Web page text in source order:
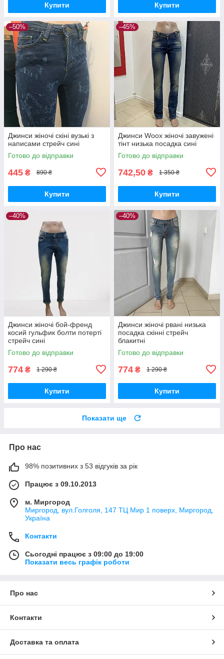
Купити Купити
–50%
Джинси жіночі скіні вузькі з
написами стрейч сині
Готово до відправки
445 ₴ 890 ₴
Купити
–45%
Джинси Woox жіночі завужені
тінт низька посадка сині
Готово до відправки
742,50 ₴ 1 350 ₴
Купити
–40%
Джинси жіночі бой-френд
косий гульфик болти потерті
стрейч сині
Готово до відправки
774 ₴ 1 290 ₴
Купити
–40%
Джинси жіночі рвані низька
посадка скінні стрейч
блакитні
Готово до відправки
774 ₴ 1 290 ₴
Купити
Показати ще
Про нас
98% позитивних з 53 відгуків за рік
Працює з 09.10.2013
м. Миргород
Миргород, вул.Голголя, 147 ТЦ Мир 1 поверх, Миргород,
Україна
Контакти
Сьогодні працює з 09:00 до 19:00
Показати весь графік роботи
Про нас
Контакти
Доставка та оплата